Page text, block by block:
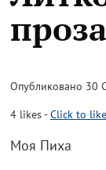
проза
Опубликовано 30
4likes-Click to like
Моя Пиха